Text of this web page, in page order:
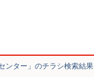
ンター」のチラシ検索結果